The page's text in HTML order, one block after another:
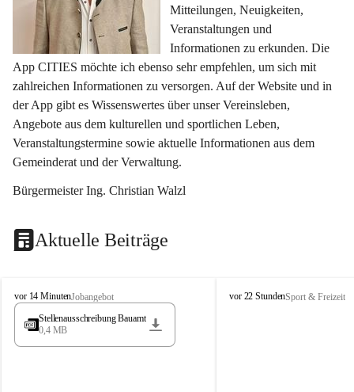
Mitteilungen, Neuigkeiten,
Veranstaltungen und
Informationen zu erkunden. Die
App CITIES möchte ich ebenso sehr empfehlen, um sich mit
zahlreichen Informationen zu versorgen. Auf der Website und in
der App gibt es Wissenswertes über unser Vereinsleben,
Angebote aus dem kulturellen und sportlichen Leben,
Veranstaltungstermine sowie aktuelle Informationen aus dem
Gemeinderat und der Verwaltung.
Bürgermeister Ing. Christian Walzl
Aktuelle Beiträge
S
t
s
vor 14 MinutenJobangebot
Stellenausschreibung Bauamt
0,4 MB
S
vor 22 StundenSport & Freizeit